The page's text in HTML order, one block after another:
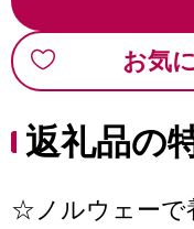
お気
返礼品の
☆ノルウェーで